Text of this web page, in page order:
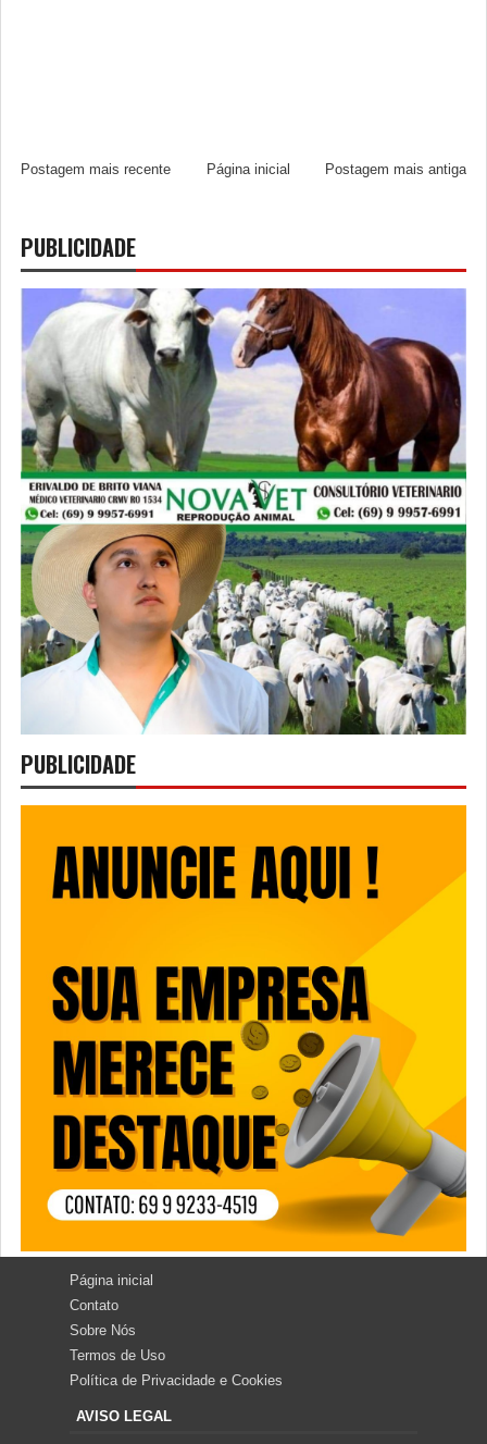
Postagem mais recente Postagem mais antiga
Página inicial
PUBLICIDADE
PUBLICIDADE
Página inicial
Contato
Sobre Nós
Termos de Uso
Política de Privacidade e Cookies
AVISO LEGAL